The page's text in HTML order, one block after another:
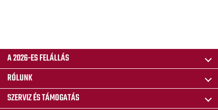
A 2026-ES FELÁLLÁS
RÓLUNK
SZERVIZ ÉS TÁMOGATÁS